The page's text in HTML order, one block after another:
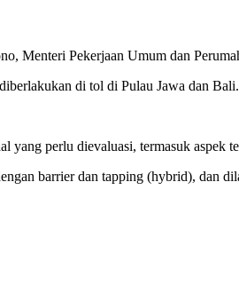
Menteri Pekerjaan Umum dan
di tol di Pulau Jawa dan Bali.
yang perlu dievaluasi, termasuk aspek
barrier dan tapping (hybrid), dan